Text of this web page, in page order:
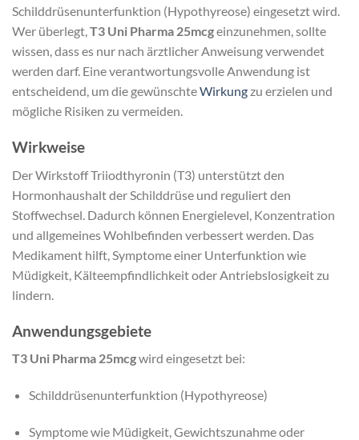
Schilddrüsenunterfunktion (Hypothyreose) eingesetzt wird.
Wer überlegt,T3 Uni Pharma 25mcgeinzunehmen, sollte
wissen, dass es nur nach ärztlicher Anweisung verwendet
werden darf. Eine verantwortungsvolle Anwendung ist
entscheidend, um die gewünschteWirkungzu erzielen und
mögliche Risiken zu vermeiden.
Wirkweise
Der Wirkstoff Triiodthyronin (T3) unterstützt den
Hormonhaushalt der Schilddrüse und reguliert den
Stoffwechsel. Dadurch können Energielevel, Konzentration
und allgemeines Wohlbefinden verbessert werden. Das
Medikament hilft, Symptome einer Unterfunktion wie
Müdigkeit, Kälteempfindlichkeit oder Antriebslosigkeit zu
lindern.
Anwendungsgebiete
T3 Uni Pharma 25mcgwird eingesetzt bei:
Schilddrüsenunterfunktion (Hypothyreose)
Symptome wie Müdigkeit, Gewichtszunahme oder